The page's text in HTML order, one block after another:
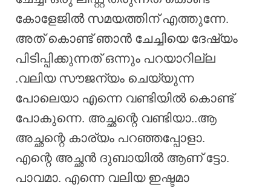
കോളേജിൽ സമയത്തിന് എത്തുന്നേ.
അത് കൊണ്ട് ഞാൻ ചേച്ചിയെ ദേഷ്യം
പിടിപ്പിക്കുന്നത് ഒന്നും പറയാറില്ല
.വലിയ സൗജന്യം ചെയ്യുന്ന
പോലെയാ എന്നെ വണ്ടിയിൽ കൊണ്ട്
പോകുന്നെ. അച്ഛന്റെ വണ്ടിയാ..ആ
അച്ഛന്റെ കാര്യം പറഞ്ഞപ്പോളാ.
എന്റെ അച്ഛൻ ദുബായിൽ ആണ് ട്ടോ.
പാവമാ. എന്നെ വലിയ ഇഷ്ടമാ